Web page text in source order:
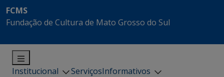
FCMS
Fundação de Cultura de Mato Grosso do Sul
Institucional ServiçosInformativos